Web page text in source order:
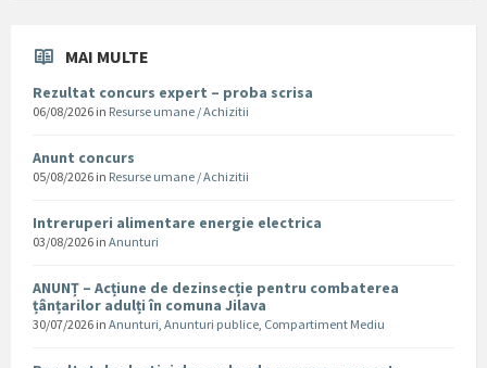
MAI MULTE
Rezultat concurs expert – proba scrisa
06/08/2026 in Resurse umane / Achizitii
Anunt concurs
05/08/2026 in Resurse umane / Achizitii
Intreruperi alimentare energie electrica
03/08/2026 in Anunturi
ANUNȚ – Acțiune de dezinsecție pentru combaterea
țânțarilor adulți în comuna Jilava
30/07/2026 in Anunturi, Anunturi publice, Compartiment Mediu